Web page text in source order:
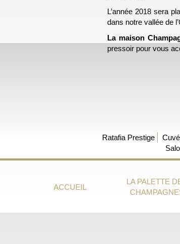
L’année 2018 sera
dans notre vallée de
La maison
pressoir pour vous
Ratafia Prestige
ACCUEIL
LA PALETTE